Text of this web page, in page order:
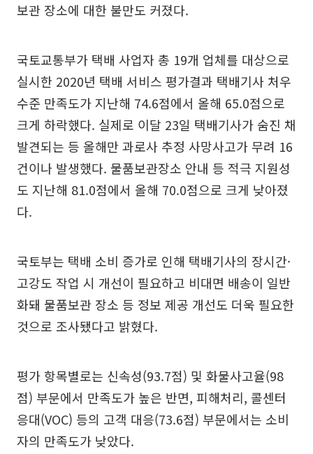
보관 장소에 대한 불만도 커졌다.
국토교통부가 택배 사업자 총 19개 업체를 대상으로
실시한 2020년 택배 서비스 평가결과 택배기사 처우
수준 만족도가 지난해 74.6점에서 올해 65.0점으로
크게 하락했다. 실제로 이달 23일 택배기사가 숨진 채
발견되는 등 올해만 과로사 추정 사망사고가 무려 16
건이나 발생했다. 물품보관장소 안내 등 적극 지원성
도 지난해 81.0점에서 올해 70.0점으로 크게 낮아졌
다.
국토부는 택배 소비 증가로 인해 택배기사의 장시간·
고강도 작업 시 개선이 필요하고 비대면 배송이 일반
화돼 물품보관 장소 등 정보 제공 개선도 더욱 필요한
것으로 조사됐다고 밝혔다.
평가 항목별로는 신속성(93.7점) 및 화물사고율(98
점) 부문에서 만족도가 높은 반면, 피해처리, 콜센터
응대(VOC) 등의 고객 대응(73.6점) 부문에서는 소비
자의 만족도가 낮았다.